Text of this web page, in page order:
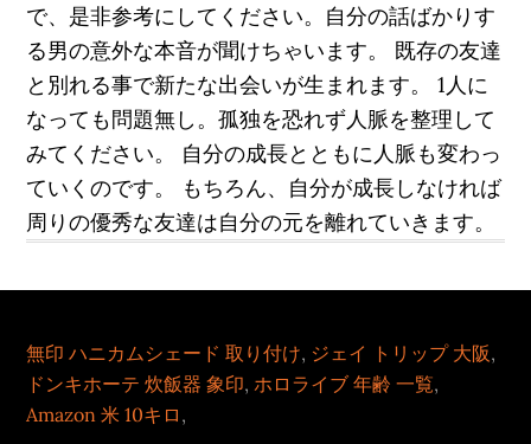
で、是非参考にしてください。自分の話ばかりす
る男の意外な本音が聞けちゃいます。 既存の友達
と別れる事で新たな出会いが生まれます。 1人に
なっても問題無し。孤独を恐れず人脈を整理して
みてください。 自分の成長とともに人脈も変わっ
ていくのです。 もちろん、自分が成長しなければ
周りの優秀な友達は自分の元を離れていきます。
無印 ハニカムシェード 取り付け, ジェイ トリップ 大阪,
ドンキホーテ 炊飯器 象印,ホロライブ 年齢 一覧,
Amazon 米 10キロ ,